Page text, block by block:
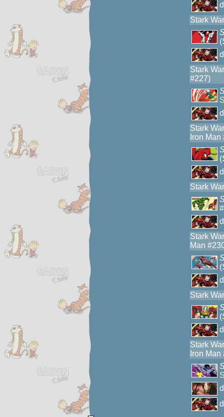
Stark
Stark
#227)
Stark
Iron Man
Stark
Stark
Man
Stark
Stark
Iron Man